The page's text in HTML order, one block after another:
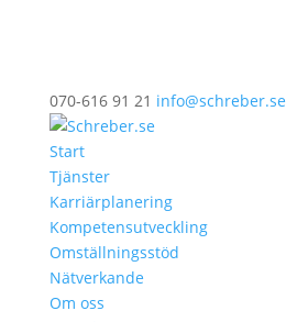
070-616 91 21 info@schreber.se
Start
Tjänster
Karriärplanering
Kompetensutveckling
Omställningsstöd
Nätverkande
Om oss